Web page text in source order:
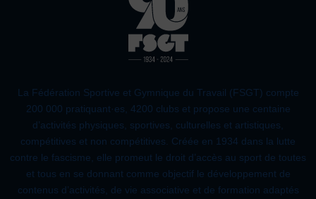
La Fédération Sportive et Gymnique du Travail (FSGT) compte
200 000 pratiquant·es, 4200 clubs et propose une centaine
d’activités physiques, sportives, culturelles et artistiques,
compétitives et non compétitives. Créée en 1934 dans la lutte
contre le fascisme, elle promeut le droit d’accès au sport de toutes
et tous en se donnant comme objectif le développement de
contenus d’activités, de vie associative et de formation adaptés